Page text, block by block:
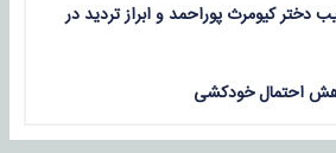
دختر کیومرث پوراحمد و ابراز تردید در